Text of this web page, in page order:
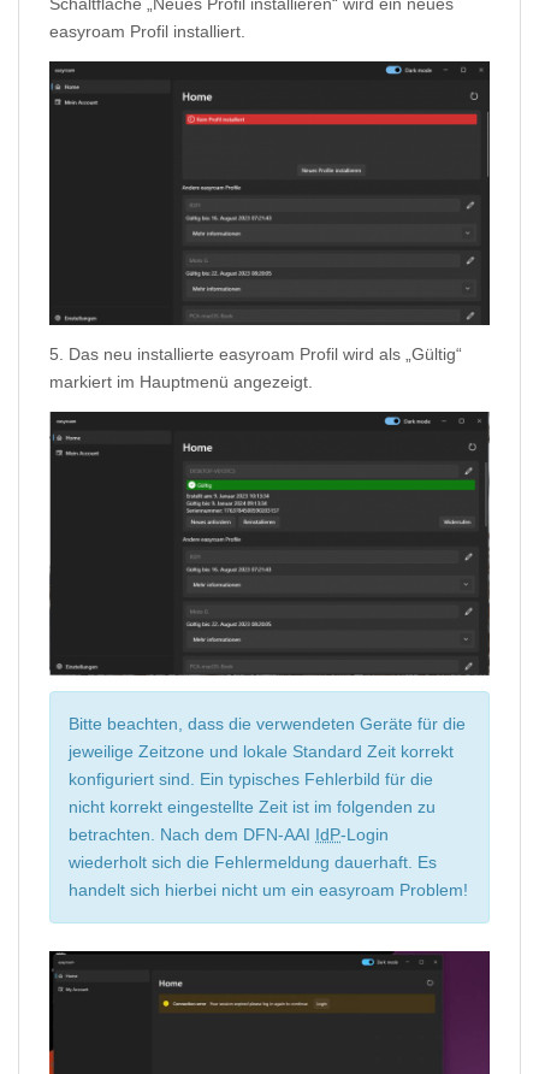
easyroam Profil installiert.
5. Das neu installierte easyroam Profil wird als „Gültig“
markiert im Hauptmenü angezeigt.
Bitte beachten, dass die verwendeten Geräte für die
jeweilige Zeitzone und lokale Standard Zeit korrekt
konfiguriert sind. Ein typisches Fehlerbild für die
nicht korrekt eingestellte Zeit ist im folgenden zu
betrachten. Nach dem DFN-AAI IdP-Login
wiederholt sich die Fehlermeldung dauerhaft. Es
handelt sich hierbei nicht um ein easyroam Problem!